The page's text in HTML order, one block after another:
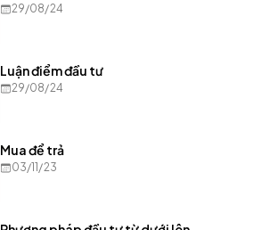
29/08/24
Luận điểm đầu tư
29/08/24
Mua để trả
03/11/23